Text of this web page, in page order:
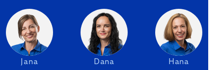
Jana Dana Hana